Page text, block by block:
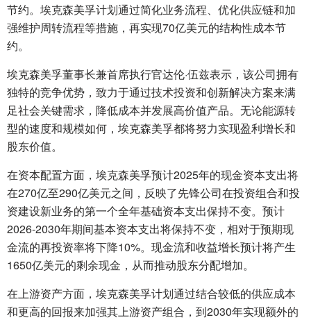
节约。埃克森美孚计划通过简化业务流程、优化供应链和加
强维护周转流程等措施，再实现70亿美元的结构性成本节
约。
埃克森美孚董事长兼首席执行官达伦·伍兹表示，该公司拥有
独特的竞争优势，致力于通过技术投资和创新解决方案来满
足社会关键需求，降低成本并发展高价值产品。无论能源转
型的速度和规模如何，埃克森美孚都将努力实现盈利增长和
股东价值。
在资本配置方面，埃克森美孚预计2025年的现金资本支出将
在270亿至290亿美元之间，反映了先锋公司在投资组合和投
资建设新业务的第一个全年基础资本支出保持不变。预计
2026-2030年期间基本资本支出将保持不变，相对于预期现
金流的再投资率将下降10%。现金流和收益增长预计将产生
1650亿美元的剩余现金，从而推动股东分配增加。
在上游资产方面，埃克森美孚计划通过结合较低的供应成本
和更高的回报来加强其上游资产组合，到2030年实现额外的